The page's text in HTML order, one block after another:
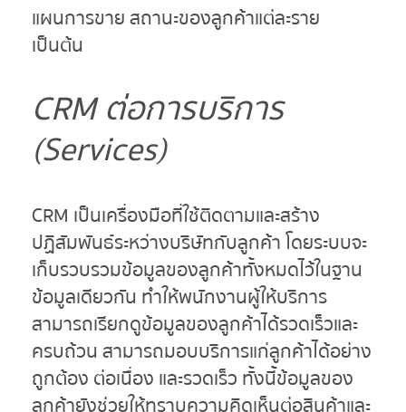
แผนการขาย สถานะของลูกค้าแต่ละราย
เป็นต้น
CRMต่อการบริการ
(Services)
CRM เป็นเครื่องมือที่ใช้ติดตามและสร้าง
ปฏิสัมพันธ์ระหว่างบริษัทกับลูกค้า โดยระบบจะ
เก็บรวบรวมข้อมูลของลูกค้าทั้งหมดไว้ในฐาน
ข้อมูลเดียวกัน ทำให้พนักงานผู้ให้บริการ
สามารถเรียกดูข้อมูลของลูกค้าได้รวดเร็วและ
ครบถ้วน สามารถมอบบริการแก่ลูกค้าได้อย่าง
ถูกต้อง ต่อเนื่อง และรวดเร็ว ทั้งนี้ข้อมูลของ
ลูกค้ายังช่วยให้ทราบความคิดเห็นต่อสินค้าและ